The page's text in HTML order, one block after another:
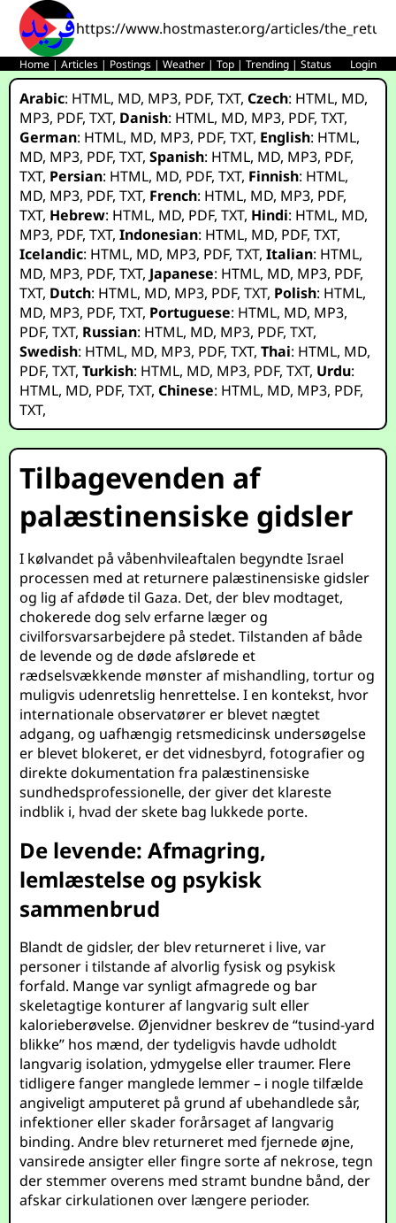
https://www.hostmaster.org/articles/
Home |Articles | Postings |Weather |Top |Trending |Status Login
Arabic: HTML, MD, MP3, PDF,TXT,Czech: HTML, MD,
MP3, PDF,TXT, Danish: HTML, MD, MP3, PDF,TXT,
German: HTML, MD, MP3, PDF,TXT, English: HTML,
MD, MP3, PDF,TXT,Spanish: HTML, MD, MP3, PDF,
TXT, Persian: HTML, MD, PDF,TXT, Finnish: HTML,
MD, MP3, PDF,TXT, French: HTML, MD, MP3, PDF,
TXT, Hebrew: HTML, MD, PDF,TXT, Hindi: HTML, MD,
MP3, PDF,TXT,Indonesian: HTML, MD, PDF,TXT,
Icelandic: HTML, MD, MP3, PDF,TXT,Italian: HTML,
MD, MP3, PDF,TXT, Japanese: HTML, MD, MP3, PDF,
TXT, Dutch: HTML, MD, MP3, PDF,TXT, Polish: HTML,
MD, MP3, PDF,TXT, Portuguese: HTML, MD, MP3,
PDF,TXT, Russian: HTML, MD, MP3, PDF,TXT,
Swedish: HTML, MD, MP3, PDF,TXT,Thai: HTML, MD,
PDF,TXT,Turkish: HTML, MD, MP3, PDF,TXT, Urdu:
HTML, MD, PDF,TXT,Chinese: HTML, MD, MP3, PDF,
TXT,
Tilbagevenden af
palæstinensiske gidsler
I kølvandet på våbenhvileaftalen begyndte Israel
processen med at returnere palæstinensiske gidsler
og lig af afdøde til Gaza. Det, der blev modtaget,
chokerede dog selv erfarne læger og
civilforsvarsarbejdere på stedet. Tilstanden af både
de levende og de døde afslørede et
rædselsvækkende mønster af mishandling, tortur og
muligvis udenretslig henrettelse. I en kontekst, hvor
internationale observatører er blevet nægtet
adgang, og uafhængig retsmedicinsk undersøgelse
er blevet blokeret, er det vidnesbyrd, fotografier og
direkte dokumentation fra palæstinensiske
sundhedsprofessionelle, der giver det klareste
indblik i, hvad der skete bag lukkede porte.
De levende: Afmagring,
lemlæstelse og psykisk
sammenbrud
Blandt de gidsler, der blev returneret i live, var
personer i tilstande af alvorlig fysisk og psykisk
forfald. Mange var synligt afmagrede og bar
skeletagtige konturer af langvarig sult eller
kalorieberøvelse. Øjenvidner beskrev de “tusind-yard
blikke” hos mænd, der tydeligvis havde udholdt
langvarig isolation, ydmygelse eller traumer. Flere
tidligere fanger manglede lemmer – i nogle tilfælde
angiveligt amputeret på grund af ubehandlede sår,
infektioner eller skader forårsaget af langvarig
binding. Andre blev returneret med fjernede øjne,
vansirede ansigter eller fingre sorte af nekrose, tegn
der stemmer overens med stramt bundne bånd, der
afskar cirkulationen over længere perioder.